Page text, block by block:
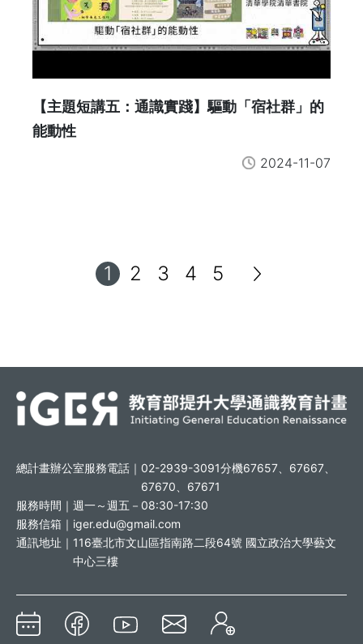
【主題短講五：通識實踐】驅動「宿社群」的
能動性
2024-11-07
1 2 3 4 5
總計畫辦公室服務電話｜ 02-2939-3091分機67657、67667、
67670、67671
服務時間｜ 週一～週五－08:30-17:30
服務信箱｜ iger.edu@gmail.com
通訊地址｜ 116臺北市文山區指南路二段64號 國立政治大學藝文
中心三樓